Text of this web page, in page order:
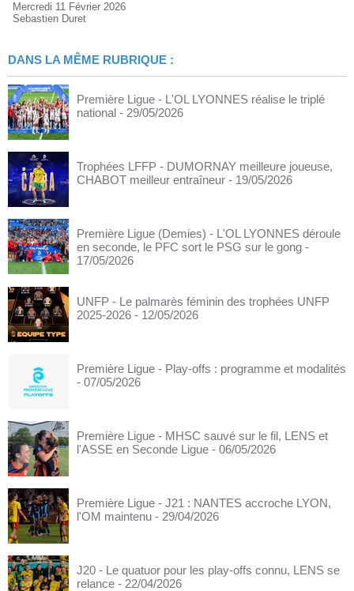
Mercredi 11 Février 2026
Sebastien Duret
DANS LA MÊME RUBRIQUE :
Première Ligue - L'OL LYONNES réalise le triplé
national - 29/05/2026
Trophées LFFP - DUMORNAY meilleure joueuse,
CHABOT meilleur entraîneur - 19/05/2026
Première Ligue (Demies) - L'OL LYONNES déroule
en seconde, le PFC sort le PSG sur le gong -
17/05/2026
UNFP - Le palmarès féminin des trophées UNFP
2025-2026 - 12/05/2026
Première Ligue - Play-offs : programme et modalités
- 07/05/2026
Première Ligue - MHSC sauvé sur le fil, LENS et
l'ASSE en Seconde Ligue - 06/05/2026
Première Ligue - J21 : NANTES accroche LYON,
l'OM maintenu - 29/04/2026
J20 - Le quatuor pour les play-offs connu, LENS se
relance - 22/04/2026